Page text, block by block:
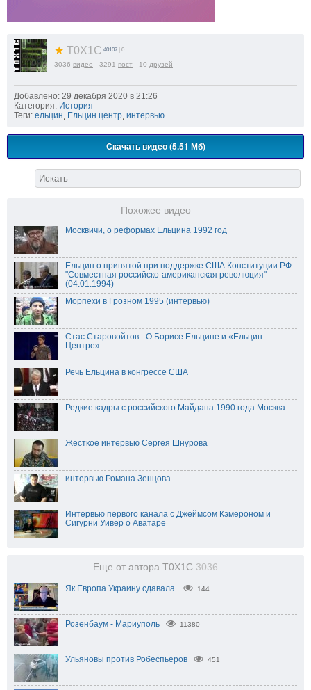
★T0X1C 40107 | 0
3036 видео 3291 пост 10 друзей
Добавлено: 29 декабря 2020 в 21:26
Категория: История
Теги: ельцин, Ельцин центр, интервью
Скачать видео (5.51 Мб)
Похожее видео
Москвичи, о реформах Ельцина 1992 год
Ельцин о принятой при поддержке США Конституции РФ:
"Совместная российско-американская революция"
(04.01.1994)
Морпехи в Грозном 1995 (интервью)
Стас Старовойтов - О Борисе Ельцине и «Ельцин
Центре»
Речь Ельцина в конгрессе США
Редкие кадры с российского Майдана 1990 года Москва
Жесткое интервью Сергея Шнурова
интервью Романа Зенцова
Интервью первого канала с Джеймсом Кэмероном и
Сигурни Уивер о Аватаре
Еще от автора T0X1C 3036
Як Европа Украину сдавала. 144
Розенбаум - Мариуполь 11380
Ульяновы против Робеспьеров 451